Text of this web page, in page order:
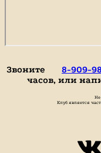
Звоните 8-909-
часов, или
Не
Клуб является